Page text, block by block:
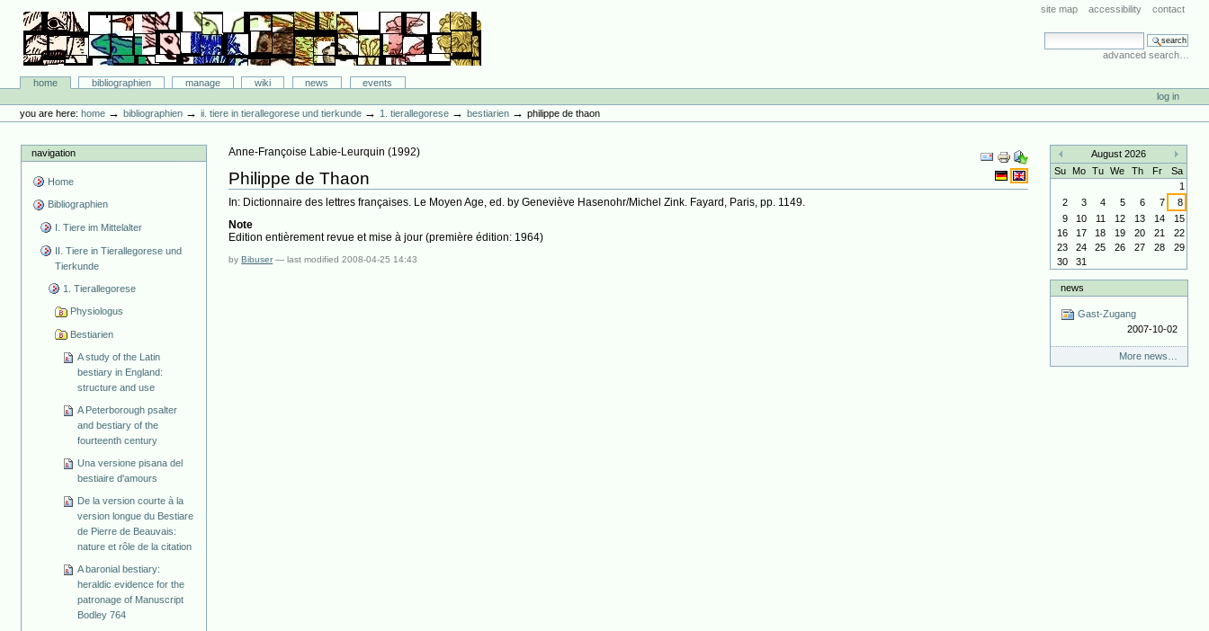
content.
navigation
site map accessibility contact
search site
advanced search…
Bibliographie-Portal
Sectionshome bibliographien manage wiki news
events
tools
log in
you are here: home →bibliographien →ii. tiere in tierallegorese und tierkunde →1. tierallegorese →bestiarien →philippe de thaon
navigation
Home
Bibliographien
I. Tiere im Mittelalter
II. Tiere in Tierallegorese und
Tierkunde
1. Tierallegorese
Physiologus
Bestiarien
A study of the Latin
bestiary in England:
structure and use
A Peterborough psalter
and bestiary of the
fourteenth century
Una versione pisana del
bestiaire d'amours
De la version courte à la
version longue du Bestiare
de Pierre de Beauvais:
nature et rôle de la citation
A baronial bestiary:
heraldic evidence for the
patronage of Manuscript
Bodley 764
Document
Actions
Anne-Françoise Labie-Leurquin (1992)
Philippe de Thaon
In: Dictionnaire des lettres françaises. Le Moyen Age, ed. by Geneviève Hasenohr/Michel Zink. Fayard, Paris, pp. 1149.
Note
Edition entièrement revue et mise à jour (première édition: 1964)
byBibuser —last modified2008-04-25 14:43
«
August 2026
»
Su Mo Tu We Th Fr
Sa
1
2
3 4 5 6 7
8
9
10 11 12 13 14
15
16
17 18 19 20 21
22
23
24 25 26 27 28
29
30
31
news
Gast-Zugang
2007-10-02
More news…